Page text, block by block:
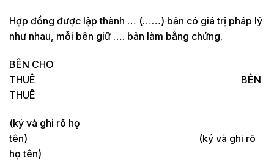
Hợp đồng được lập thành … (……) bản có giá trị pháp lý
như nhau, mỗi bên giữ …. bản làm bằng chứng.
BÊN CHO
THUÊ BÊN
THUÊ
(ký và ghi rõ họ
tên) (ký và ghi rõ
họ tên)